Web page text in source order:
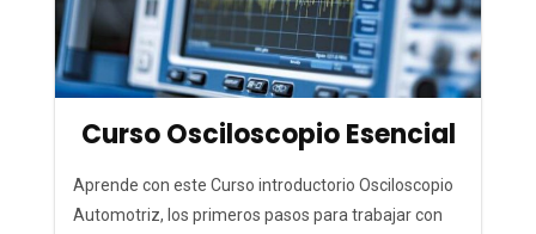
Curso Osciloscopio Esencial
Aprende con este Curso introductorio Osciloscopio
Automotriz, los primeros pasos para trabajar con